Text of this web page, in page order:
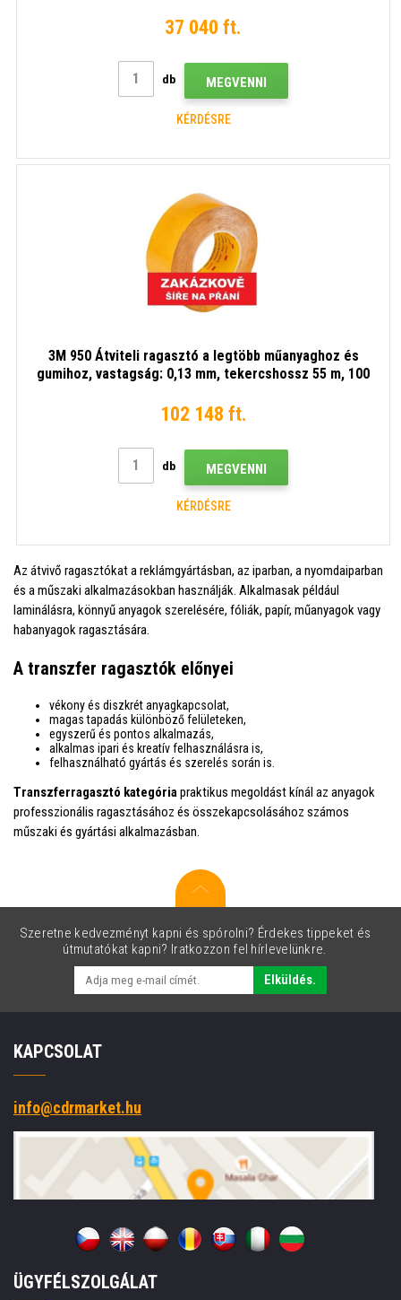
37 040 ft.
db MEGVENNI
KÉRDÉSRE
3M 950 Átviteli ragasztó a legtöbb műanyaghoz és
gumihoz, vastagság: 0,13 mm, tekercshossz 55 m, 100
102 148 ft.
db MEGVENNI
KÉRDÉSRE
Az átvivő ragasztókat a reklámgyártásban, az iparban, a nyomdaiparban
és a műszaki alkalmazásokban használják. Alkalmasak például
laminálásra, könnyű anyagok szerelésére, fóliák, papír, műanyagok vagy
habanyagok ragasztására.
A transzfer ragasztók előnyei
vékony és diszkrét anyagkapcsolat,
magas tapadás különböző felületeken,
egyszerű és pontos alkalmazás,
alkalmas ipari és kreatív felhasználásra is,
felhasználható gyártás és szerelés során is.
Transzferragasztó kategóriapraktikus megoldást kínál az anyagok
professzionális ragasztásához és összekapcsolásához számos
műszaki és gyártási alkalmazásban.
Szeretne kedvezményt kapni és spórolni? Érdekes tippeket és
útmutatókat kapni? Iratkozzon fel hírlevelünkre.
Elküldés.
KAPCSOLAT
info@cdrmarket.hu
ÜGYFÉLSZOLGÁLAT